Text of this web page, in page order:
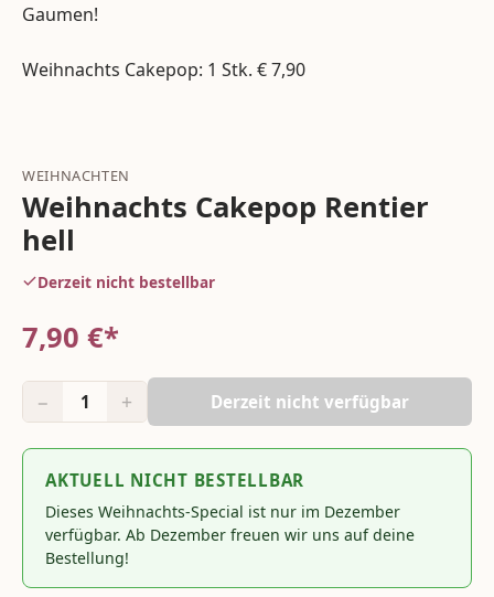
Gaumen!
Weihnachts Cakepop: 1 Stk. € 7,90
WEIHNACHTEN
Weihnachts Cakepop Rentier
hell
Derzeit nicht bestellbar
7,90 €*
− 1 + Derzeit nicht verfügbar
AKTUELL NICHT BESTELLBAR
Dieses Weihnachts-Special ist nur im Dezember
verfügbar. Ab Dezember freuen wir uns auf deine
Bestellung!